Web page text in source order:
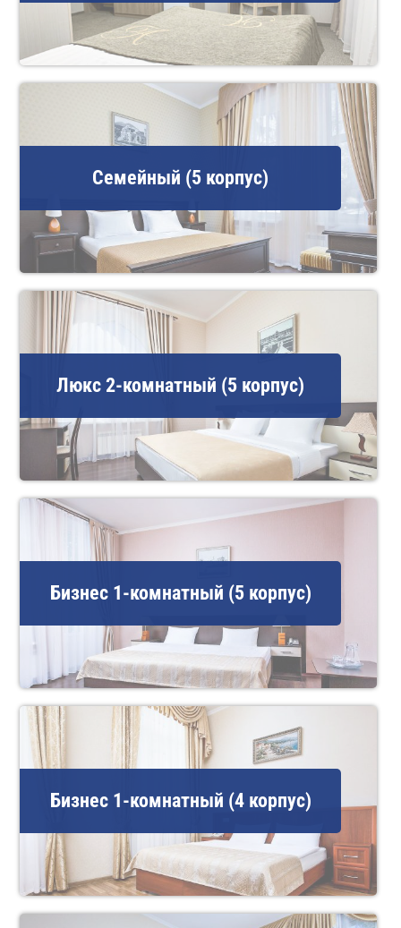
Семейный (5 корпус)
Люкс 2-комнатный (5 корпус)
Бизнес 1-комнатный (5 корпус)
Бизнес 1-комнатный (4 корпус)